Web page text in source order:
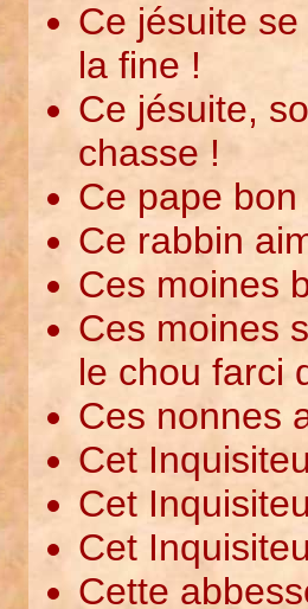
Ce jésuite
la fine !
Ce jésuite,
chasse !
Ce pape
Ce rabbin
Ces moines
Ces moines
le chou farci
Ces nonnes
Cet
Cet
Cet
Cette